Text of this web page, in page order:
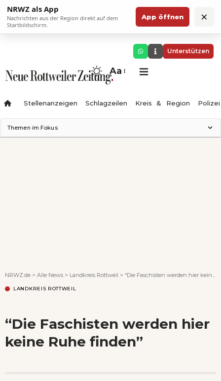
NRWZ als App
Nachrichten aus der Region direkt auf dem
Startbildschirm.
App öffnen ×
Unterstützen
Aa
Stellenanzeigen Schlagzeilen Kreis & Region Polizei
Themen im Fokus
NRWZ.de > Alle News > Landkreis Rottweil > “Die Faschisten werden hier keine Ruhe finden”
LANDKREIS ROTTWEIL
“Die Faschisten werden hier
keine Ruhe finden”